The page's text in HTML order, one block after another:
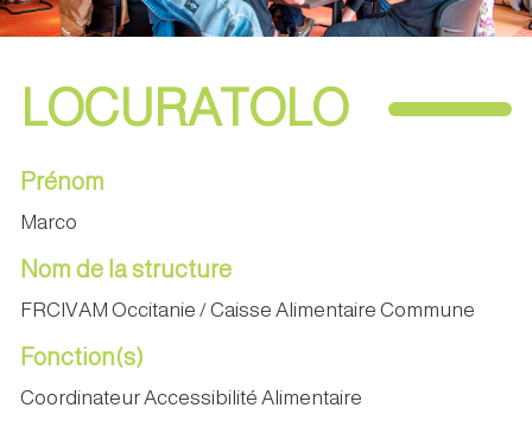
LOCURATOLO
Prénom
Marco
Nom de la structure
FRCIVAM Occitanie / Caisse Alimentaire Commune
Fonction(s)
Coordinateur Accessibilité Alimentaire